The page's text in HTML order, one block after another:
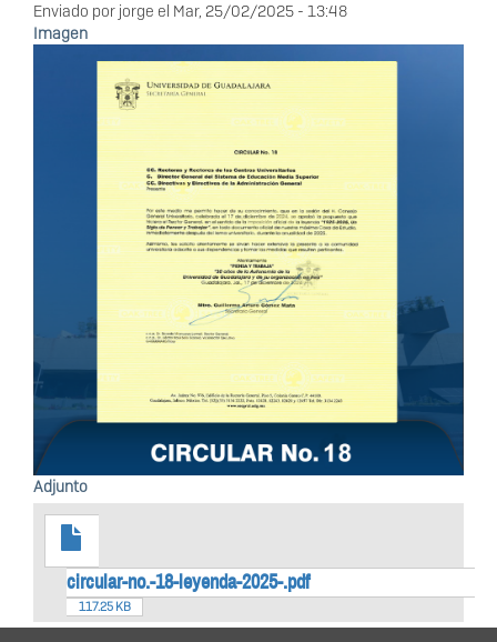
Enviado por jorge el Mar, 25/02/2025 - 13:48
Imagen
Adjunto
circular-no.-18-leyenda-2025-.pdf
117.25 KB